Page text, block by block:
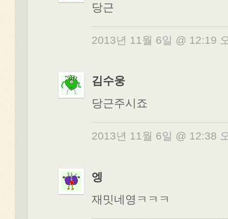
당근
2013년 11월 6일 @ 12:19
김수웅
당근주시죠
2013년 11월 6일 @ 12:38
엥
재밋네영ㅋㅋㅋ